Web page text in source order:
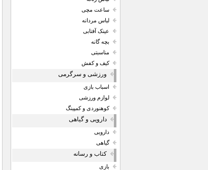
ساعت مچی
لباس مردانه
عینک آفتابی
بچه گانه
مناسبتی
کیف و کفش
ورزشی و سرگرمی
اسباب بازی
لوازم ورزشی
کوهنوردی و کمپینگ
دارویی و گیاهی
دارویی
گیاهی
کتاب و رسانه
بازی